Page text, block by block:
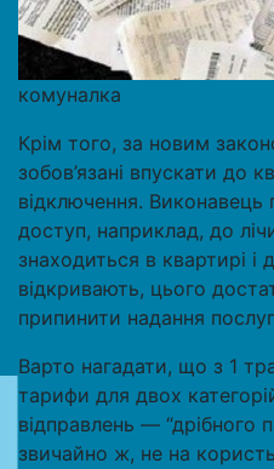
комуналка
Крім того, за новим
зобов’язані впускати до
відключення. Виконавець
доступ, наприклад, до
знаходиться в квартирі і
відкривають, цього
припинити надання
Варто нагадати, що з 1
тарифи для двох
відправлень — “дрібного
звичайно ж, не на